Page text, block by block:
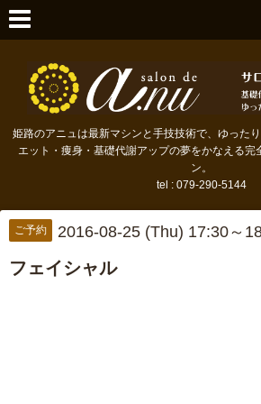
姫路のアニュは最新マシンと手技技術で、ゆった
エット・痩身・基礎代謝アップの夢をかなえる完
ン。
tel : 079-290-5144
ご予約 2016-08-25 (Thu) 17:30～
フェイシャル